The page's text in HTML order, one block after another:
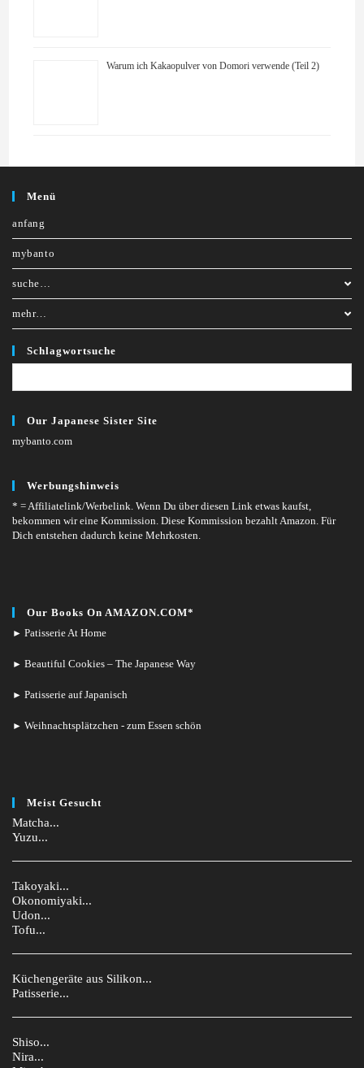
Warum ich Kakaopulver von Domori verwende (Teil 2)
Menü
anfang
mybanto
suche…
mehr…
Schlagwortsuche
Our Japanese Sister Site
mybanto.com
Werbungshinweis
* = Affiliatelink/Werbelink. Wenn Du über diesen Link etwas kaufst,
bekommen wir eine Kommission. Diese Kommission bezahlt Amazon. Für
Dich entstehen dadurch keine Mehrkosten.
Our Books On AMAZON.COM*
► Patisserie At Home
► Beautiful Cookies – The Japanese Way
► Patisserie auf Japanisch
► Weihnachtsplätzchen - zum Essen schön
Meist Gesucht
Matcha...
Yuzu...
Takoyaki...
Okonomiyaki...
Udon...
Tofu...
Küchengeräte aus Silikon...
Patisserie...
Shiso...
Nira...